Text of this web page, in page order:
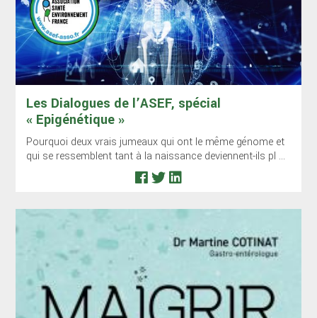
Les Dialogues de l’ASEF, spécial
« Epigénétique »
Pourquoi deux vrais jumeaux qui ont le même génome et
qui se ressemblent tant à la naissance deviennent-ils pl ...